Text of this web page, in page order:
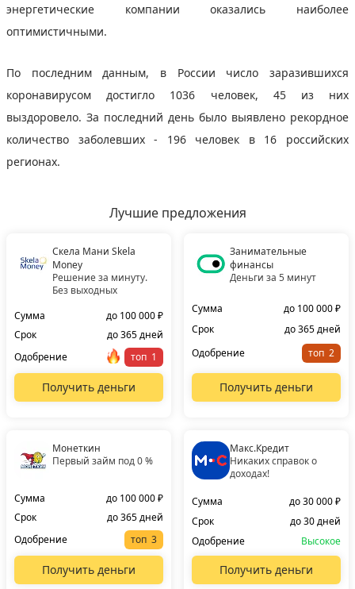
энергетические компании оказались наиболее
оптимистичными.
По последним данным, в России число заразившихся
коронавирусом достигло 1036 человек, 45 из них
выздоровело. За последний день было выявлено рекордное
количество заболевших - 196 человек в 16 российских
регионах.
Лучшие предложения
Скела Мани Skela
Money
Решение за минуту.
Без выходных
Сумма
до 100 000 ₽
Срок
до 365 дней
Одобрение
топ
Получить деньги
Занимательные
финансы
Деньги за 5 минут
Сумма
до 100 000 ₽
Срок
до 365 дней
Одобрение
топ
Получить деньги
Монеткин
Первый займ под 0 %
Сумма
до 100 000 ₽
Срок
до 365 дней
Одобрение
топ
Получить деньги
Макс.Кредит
Никаких справок о
доходах!
Сумма
до 30 000 ₽
Срок
до 30 дней
Одобрение
Высокое
Получить деньги